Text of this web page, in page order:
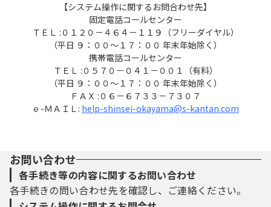
【システム操作に関するお問合わせ先】
固定電話コールセンター
ＴＥＬ :０１２０－４６４－１１９（フリーダイヤル）
（平日 ９：００～１７：００ 年末年始除く）
携帯電話コールセンター
ＴＥＬ :０５７０－０４１－００１（有料）
（平日 ９：００～１７：００ 年末年始除く）
ＦＡＸ :０６－６７３３－７３０７
ｅ-ＭＡＩＬ: help-shinsei-okayama@s-kantan.com
お問い合わせ
各手続き等の内容に関するお問い合わせ
各手続きの問い合わせ先を確認し、ご連絡ください。